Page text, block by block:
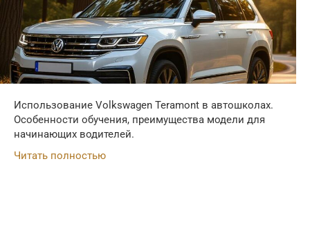
Использование Volkswagen Teramont в автошколах.
Особенности обучения, преимущества модели для
начинающих водителей.
Читать полностью